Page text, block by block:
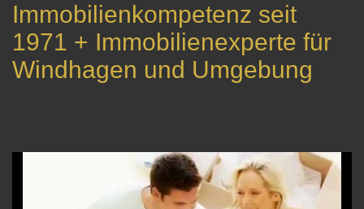
Immobilienkompetenz seit
1971 + Immobilienexperte für
Windhagen und Umgebung